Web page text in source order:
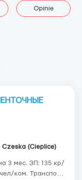
Opinie
Czeska (Cieplice)